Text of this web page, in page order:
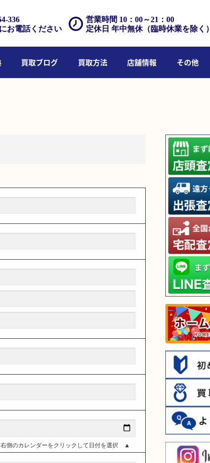
営業時間 10：00～21：00
定休日 年中無休（臨時休業を除く）
336
お電話ください
買取ブログ 買取方法 店舗情報 その他
右側のカレンダーをクリックして日付を選択 ▲